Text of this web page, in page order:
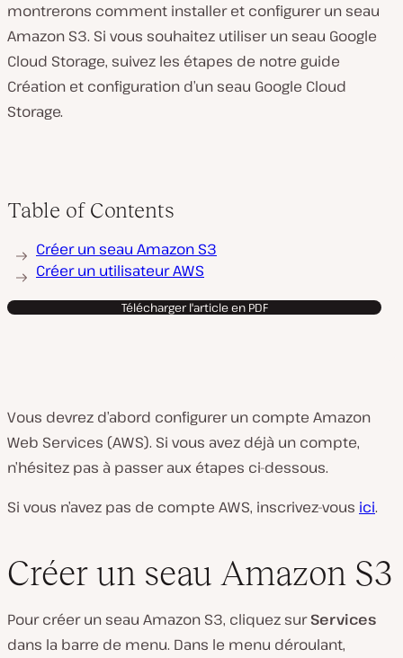
montrerons comment installer et configurer un seau
Amazon S3. Si vous souhaitez utiliser un seau Google
Cloud Storage, suivez les étapes de notre guide
Création et configuration d’un seau Google Cloud
Storage.
Table of Contents
Créer un seau Amazon S3
Créer un utilisateur AWS
Télécharger l'article en PDF
Vous devrez d’abord configurer un compte Amazon
Web Services (AWS). Si vous avez déjà un compte,
n’hésitez pas à passer aux étapes ci-dessous.
Si vous n’avez pas de compte AWS, inscrivez-vous ici.
Créer un seau Amazon S3
Pour créer un seau Amazon S3, cliquez surServices
dans la barre de menu. Dans le menu déroulant,